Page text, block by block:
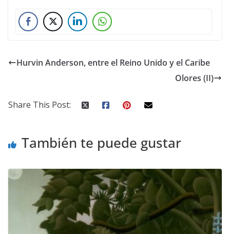
Hurvin Anderson, entre el Reino Unido y el Caribe
Olores (II)
Share This Post:
También te puede gustar